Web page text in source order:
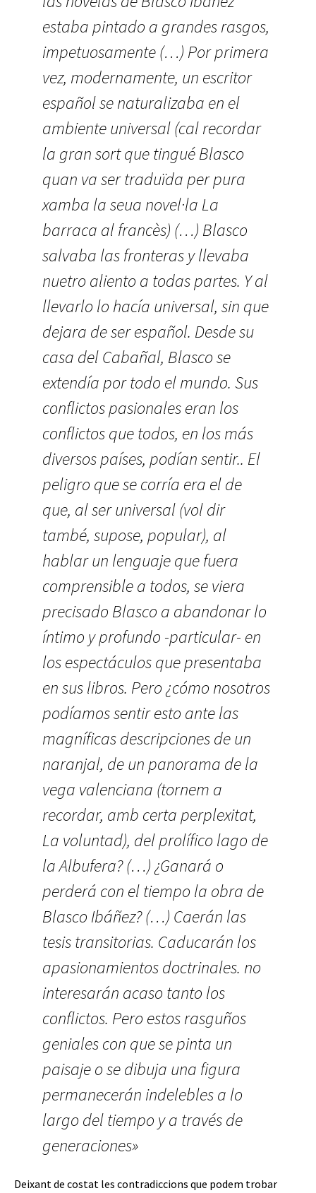
estaba pintado a grandes rasgos,
impetuosamente (…) Por primera
vez, modernamente, un escritor
español se naturalizaba en el
ambiente universal (cal recordar
la gran sort que tingué Blasco
quan va ser traduïda per pura
xamba la seua novel·la La
barraca al francès) (…) Blasco
salvaba las fronteras y llevaba
nuetro aliento a todas partes. Y al
llevarlo lo hacía universal, sin que
dejara de ser español. Desde su
casa del Cabañal, Blasco se
extendía por todo el mundo. Sus
conflictos pasionales eran los
conflictos que todos, en los más
diversos países, podían sentir.. El
peligro que se corría era el de
que, al ser universal (vol dir
també, supose, popular), al
hablar un lenguaje que fuera
comprensible a todos, se viera
precisado Blasco a abandonar lo
íntimo y profundo -particular- en
los espectáculos que presentaba
en sus libros. Pero ¿cómo nosotros
podíamos sentir esto ante las
magníficas descripciones de un
naranjal, de un panorama de la
vega valenciana (tornem a
recordar, amb certa perplexitat,
La voluntad), del prolífico lago de
la Albufera? (…) ¿Ganará o
perderá con el tiempo la obra de
Blasco Ibáñez? (…) Caerán las
tesis transitorias. Caducarán los
apasionamientos doctrinales. no
interesarán acaso tanto los
conflictos. Pero estos rasguños
geniales con que se pinta un
paisaje o se dibuja una figura
permanecerán indelebles a lo
largo del tiempo y a través de
generaciones»
Deixant de costat les contradiccions que podem trobar